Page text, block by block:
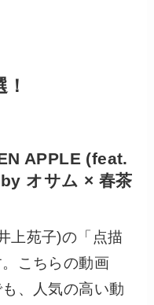
APPLE (feat.
オサム × 春茶
上苑子)の「点描
こちらの動画
、人気の高い動